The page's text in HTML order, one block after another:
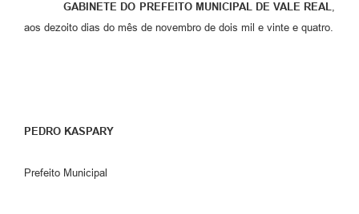
GABINETE DO PREFEITO MUNICIPAL DE VALE REAL,
aos dezoito dias do mês de novembro de dois mil e vinte e quatro.
PEDRO KASPARY
Prefeito Municipal